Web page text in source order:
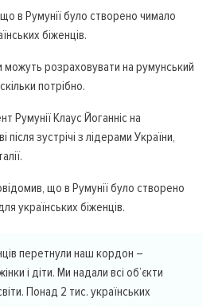
в Румунії було створено чимало
біженців.
можуть розраховувати на румунський
потрібно.
Румунії Клаус Йоганніс на
після зустрічі з лідерами України,
що в Румунії було створено
українських біженців.
перетнули наш кордон –
і діти. Ми надали всі об’єкти
Понад 2 тис. українських